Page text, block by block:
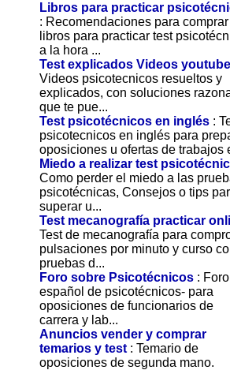
Libros para practicar
: Recomendaciones para comprar
libros para practicar test
a la hora ...
Test explicados Videos youtube
Videos psicotecnicos resueltos y
explicados, con soluciones
que te pue...
Test psicotécnicos en inglés :
psicotecnicos en inglés para
oposiciones u ofertas de trabajos
Miedo a realizar test
Como perder el miedo a las
psicotécnicas, Consejos o tips
superar u...
Test mecanografía practicar
Test de mecanografía para
pulsaciones por minuto y curso
pruebas d...
Foro sobre Psicotécnicos : Foro
español de psicotécnicos- para
oposiciones de funcionarios de
carrera y lab...
Anuncios vender y comprar
temarios y test : Temario de
oposiciones de segunda mano.